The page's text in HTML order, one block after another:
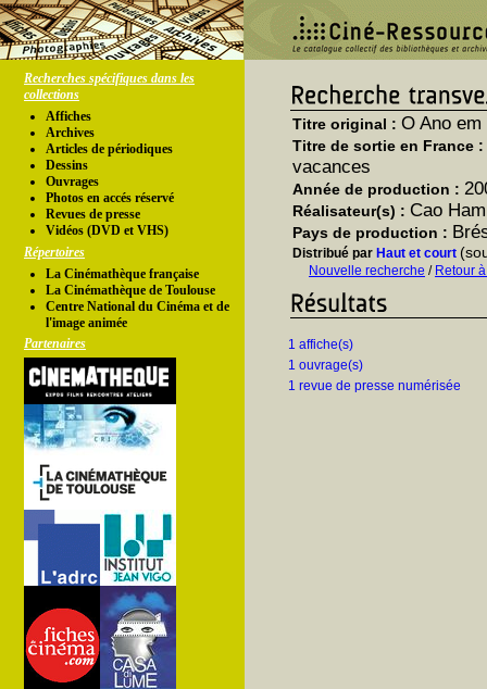
Recherches spécifiques dans les
collections
Affiches
Archives
Articles de périodiques
Dessins
Ouvrages
Photos en accés réservé
Revues de presse
Vidéos (DVD et VHS)
Répertoires
La Cinémathèque française
La Cinémathèque de Toulouse
Centre National du Cinéma et de
l'image animée
Partenaires
Titre original : O Ano
Titre de sortie en France :
vacances
Année de production :
Réalisateur(s) : Cao
Pays de production :
Distribué par Haut et court
Nouvelle recherche / Retour
1 affiche(s)
1 ouvrage(s)
1 revue de presse numérisée